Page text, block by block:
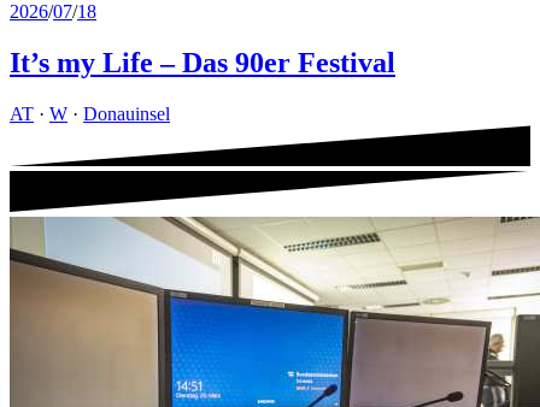
2026/07/18
It’s my Life – Das 90er Festival
AT · W · Donauinsel